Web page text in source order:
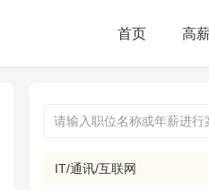
首页 高
IT/通讯/互联网